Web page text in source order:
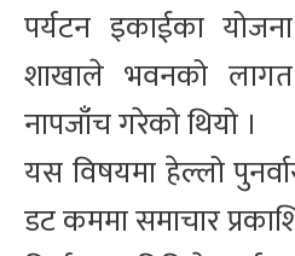
पर्यटन इकाईका
शाखाले भवनको
नापजाँच गरेको थियो ।
यस विषयमा हेल्लो
डट कममा समाचार